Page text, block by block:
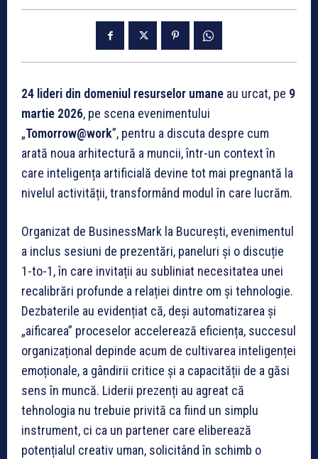
24 lideri din domeniul resurselor umane au urcat, pe 9
martie 2026, pe scena evenimentului
„Tomorrow@work”, pentru a discuta despre cum
arată noua arhitectură a muncii, într-un context în
care inteligența artificială devine tot mai pregnantă la
nivelul activității, transformând modul în care lucrăm.
Organizat de BusinessMark la București, evenimentul
a inclus sesiuni de prezentări, paneluri și o discuție
1-to-1, în care invitații au subliniat necesitatea unei
recalibrări profunde a relației dintre om și tehnologie.
Dezbaterile au evidențiat că, deși automatizarea și
„aificarea” proceselor accelerează eficiența, succesul
organizațional depinde acum de cultivarea inteligenței
emoționale, a gândirii critice și a capacității de a găsi
sens în muncă. Liderii prezenți au agreat că
tehnologia nu trebuie privită ca fiind un simplu
instrument, ci ca un partener care eliberează
potențialul creativ uman, solicitând în schimb o